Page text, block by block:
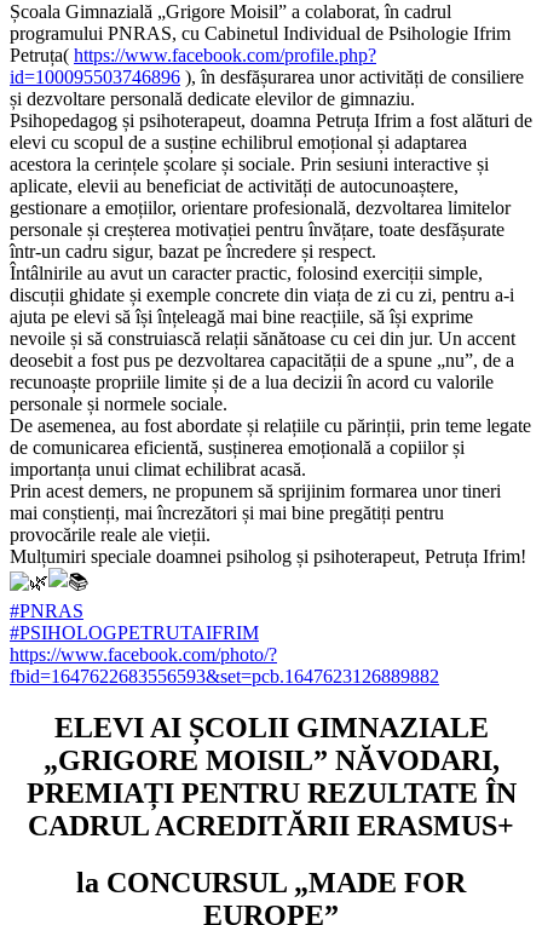
Școala Gimnazială „Grigore Moisil” a colaborat, în cadrul
programului PNRAS, cu Cabinetul Individual de Psihologie Ifrim
Petruța( https://www.facebook.com/profile.php?
id=100095503746896 ), în desfășurarea unor activități de consiliere
și dezvoltare personală dedicate elevilor de gimnaziu.
Psihopedagog și psihoterapeut, doamna Petruța Ifrim a fost alături de
elevi cu scopul de a susține echilibrul emoțional și adaptarea
acestora la cerințele școlare și sociale. Prin sesiuni interactive și
aplicate, elevii au beneficiat de activități de autocunoaștere,
gestionare a emoțiilor, orientare profesională, dezvoltarea limitelor
personale și creșterea motivației pentru învățare, toate desfășurate
într-un cadru sigur, bazat pe încredere și respect.
Întâlnirile au avut un caracter practic, folosind exerciții simple,
discuții ghidate și exemple concrete din viața de zi cu zi, pentru a-i
ajuta pe elevi să își înțeleagă mai bine reacțiile, să își exprime
nevoile și să construiască relații sănătoase cu cei din jur. Un accent
deosebit a fost pus pe dezvoltarea capacității de a spune „nu”, de a
recunoaște propriile limite și de a lua decizii în acord cu valorile
personale și normele sociale.
De asemenea, au fost abordate și relațiile cu părinții, prin teme legate
de comunicarea eficientă, susținerea emoțională a copiilor și
importanța unui climat echilibrat acasă.
Prin acest demers, ne propunem să sprijinim formarea unor tineri
mai conștienți, mai încrezători și mai bine pregătiți pentru
provocările reale ale vieții.
Mulțumiri speciale doamnei psiholog și psihoterapeut, Petruța Ifrim!
#PNRAS
#PSIHOLOGPETRUTAIFRIM
https://www.facebook.com/photo/?
fbid=1647622683556593&set=pcb.1647623126889882
ELEVI AI ȘCOLII GIMNAZIALE
„GRIGORE MOISIL” NĂVODARI,
PREMIAȚI PENTRU REZULTATE ÎN
CADRUL ACREDITĂRII ERASMUS+
la CONCURSUL „MADE FOR
EUROPE”